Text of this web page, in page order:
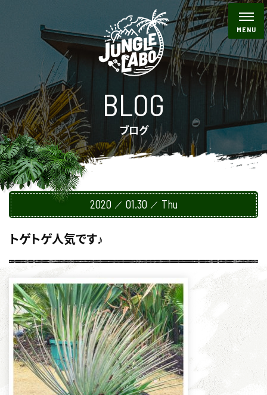
BLOG
ブログ
2020 01.30 Thu
トゲトゲ人気です♪